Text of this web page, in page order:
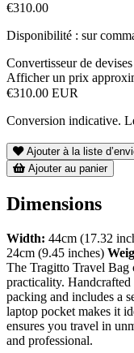
€310.00
Disponibilité : sur
Convertisseur de devises
Afficher un prix
€310.00 EUR
Conversion indicative.
Ajouter à la liste
Ajouter au panier
Dimensions
Width: 44cm (17.32
24cm (9.45 inches)
The Tragitto Travel Bag
practicality.
packing and includes a
laptop pocket makes it
ensures you travel in
and professional.